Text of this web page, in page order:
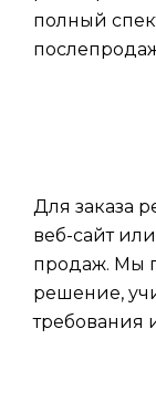
полный
Для заказа
веб-сайт
продаж. Мы
решение,
требования